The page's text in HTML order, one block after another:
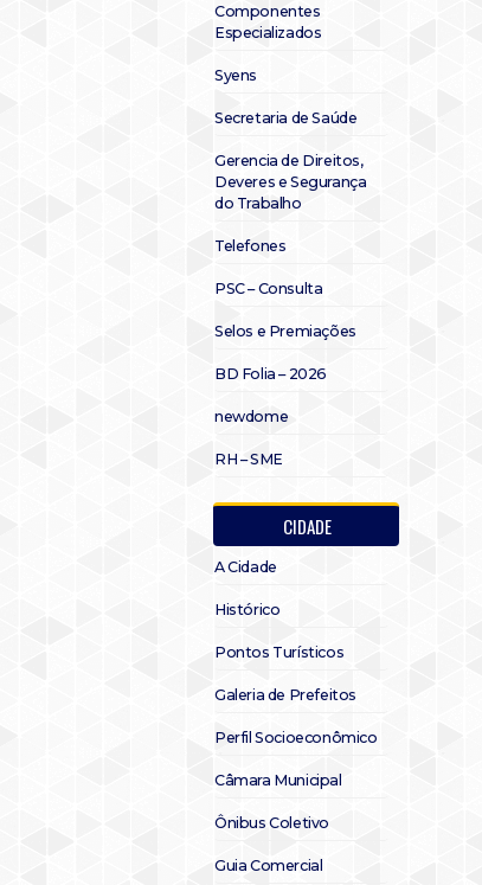
Componentes
Especializados
Syens
Secretaria de Saúde
Gerencia de Direitos,
Deveres e Segurança
do Trabalho
Telefones
PSC – Consulta
Selos e Premiações
BD Folia – 2026
newdome
RH – SME
CIDADE
A Cidade
Histórico
Pontos Turísticos
Galeria de Prefeitos
Perfil Socioeconômico
Câmara Municipal
Ônibus Coletivo
Guia Comercial